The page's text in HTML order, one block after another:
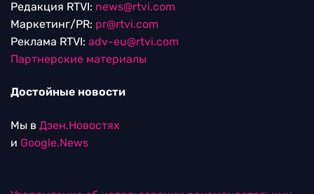
Редакция RTVI: news@rtvi.com
Маркетинг/PR: pr@rtvi.com
Реклама RTVI: adv-eu@rtvi.com
Партнерские материалы
Достойные новости
Мы в Дзен.Новостях
и Google.News